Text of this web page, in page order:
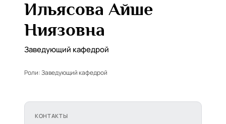
Ильясова Айше
Ниязовна
Заведующий кафедрой
Роли:Заведующий кафедрой
КОНТАКТЫ